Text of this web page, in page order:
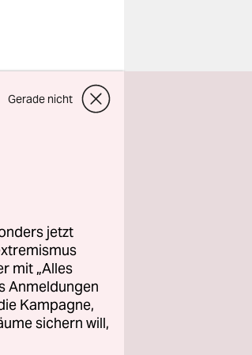
Gerade nicht
jetzt
mit „Alles
Anmeldungen
Kampagne,
sichern will,